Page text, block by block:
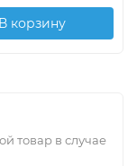
В корзину
товар в случае